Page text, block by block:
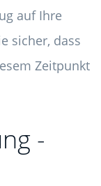
auf Ihre
sicher, dass
Zeitpunkt
-